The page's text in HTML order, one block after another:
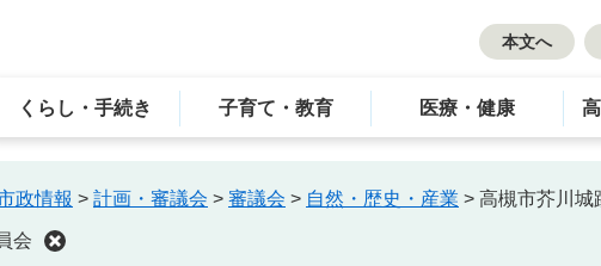
本文へ
くらし・手続き 子育て・教育 医療・健康
政情報 > 計画・審議会 > 審議会 > 自然・歴史・産業 > 高槻市芥川城
会